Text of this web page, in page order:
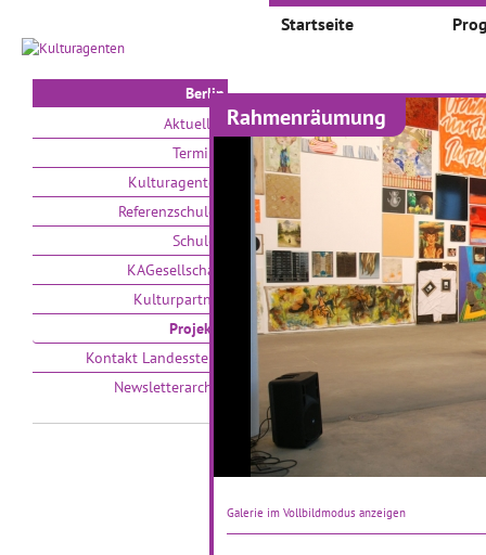
Rahmenräumung
Galerie im Vollbildmodus anzeigen
Berlin
Aktuelles
Termine
Kulturagenten
Referenzschulen
Schulen
KAGesellschaft
Kulturpartner
Projekte
Kontakt Landesstelle
Newsletterarchiv
Startseite
Projekte
Auswählen nach:
Quadratmeter-
Forschung
01.02.2019–30.06.2019
Ein künstlerischer Workshop
Herbert-Hoover-Schule hat
es sich zum Ziel gemacht,